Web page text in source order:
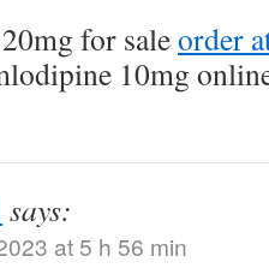
for saleorder
10mg
says:
at 5 h 56 min